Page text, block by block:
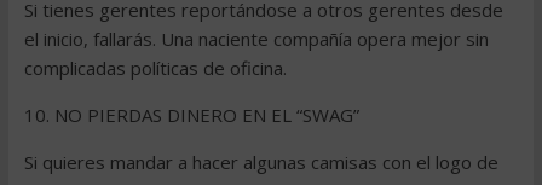
Si tienes gerentes reportándose a otros gerentes desde
el inicio, fallarás. Una naciente compañía opera mejor sin
complicadas políticas de oficina.
10. NO PIERDAS DINERO EN EL “SWAG”
Si quieres mandar a hacer algunas camisas con el logo de